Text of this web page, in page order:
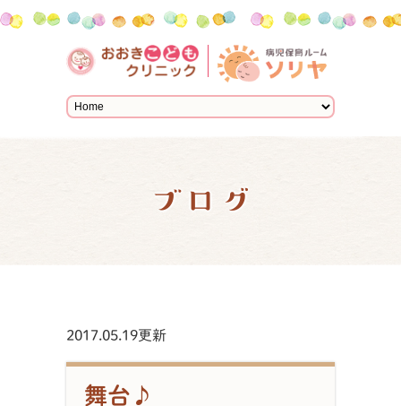
ブログ
2017.05.19更新
舞台♪